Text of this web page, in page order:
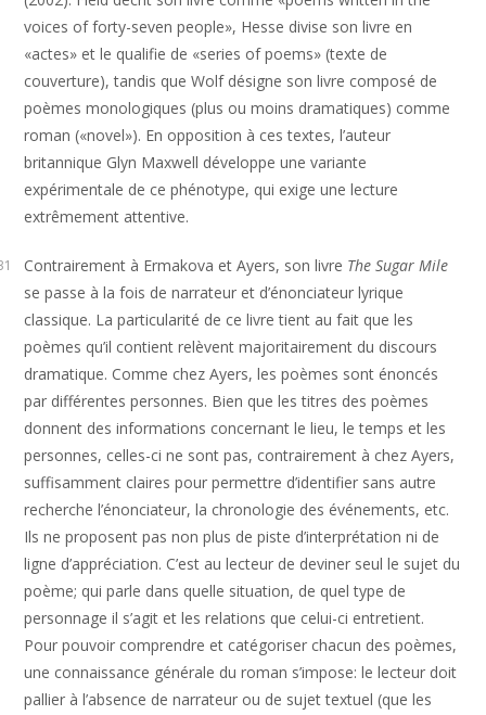
voices of forty-seven people», Hesse divise son livre en
«actes» et le qualifie de «series of poems» (texte de
couverture), tandis que Wolf désigne son livre composé de
poèmes monologiques (plus ou moins dramatiques) comme
roman («novel»). En opposition à ces textes, l’auteur
britannique Glyn Maxwell développe une variante
expérimentale de ce phénotype, qui exige une lecture
extrêmement attentive.
Contrairement à Ermakova et Ayers, son livre The Sugar Mile
se passe à la fois de narrateur et d’énonciateur lyrique
classique. La particularité de ce livre tient au fait que les
poèmes qu’il contient relèvent majoritairement du discours
dramatique. Comme chez Ayers, les poèmes sont énoncés
par différentes personnes. Bien que les titres des poèmes
donnent des informations concernant le lieu, le temps et les
personnes, celles-ci ne sont pas, contrairement à chez Ayers,
suffisamment claires pour permettre d’identifier sans autre
recherche l’énonciateur, la chronologie des événements, etc.
Ils ne proposent pas non plus de piste d’interprétation ni de
ligne d’appréciation. C’est au lecteur de deviner seul le sujet du
poème; qui parle dans quelle situation, de quel type de
personnage il s’agit et les relations que celui-ci entretient.
Pour pouvoir comprendre et catégoriser chacun des poèmes,
une connaissance générale du roman s’impose: le lecteur doit
pallier à l’absence de narrateur ou de sujet textuel (que les